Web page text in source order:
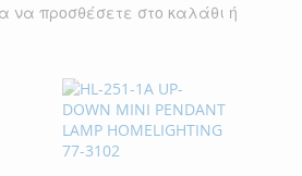
να προσθέσετε στο καλάθι ή